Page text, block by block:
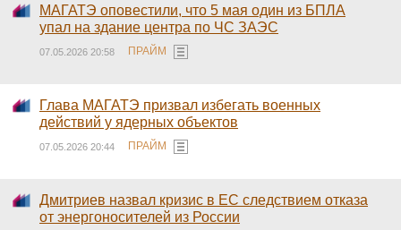
МАГАТЭ оповестили, что 5 мая один из БПЛА
упал на здание центра по ЧС ЗАЭС
07.05.2026 20:58 ПРАЙМ
Глава МАГАТЭ призвал избегать военных
действий у ядерных объектов
07.05.2026 20:44 ПРАЙМ
Дмитриев назвал кризис в ЕС следствием отказа
от энергоносителей из России